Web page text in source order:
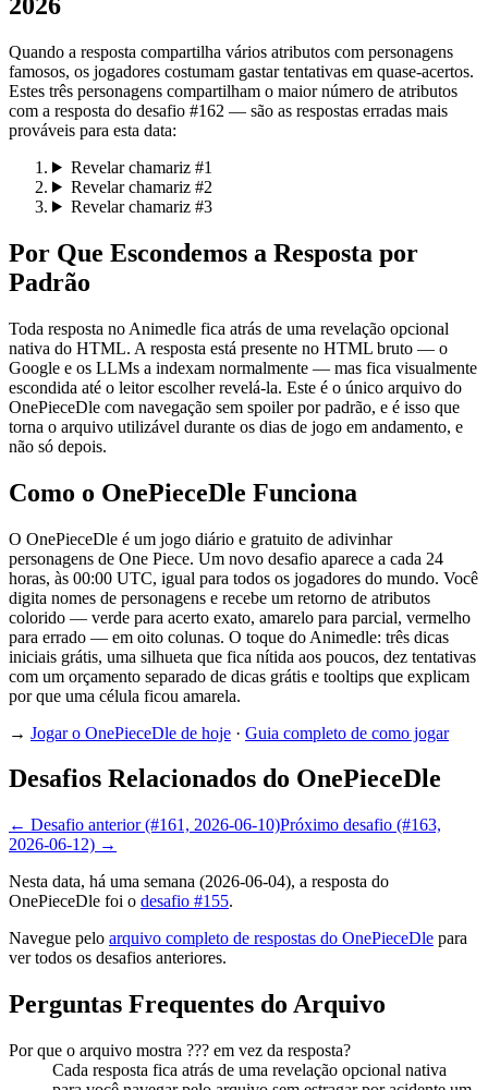
Quando a resposta compartilha vários atributos com personagens
famosos, os jogadores costumam gastar tentativas em quase-acertos.
Estes três personagens compartilham o maior número de atributos
com a resposta do desafio #162 — são as respostas erradas mais
prováveis para esta data:
Revelar chamariz #1
Revelar chamariz #2
Revelar chamariz #3
Por Que Escondemos a Resposta por
Padrão
Toda resposta no Animedle fica atrás de uma revelação opcional
nativa do HTML. A resposta está presente no HTML bruto — o
Google e os LLMs a indexam normalmente — mas fica visualmente
escondida até o leitor escolher revelá-la. Este é o único arquivo do
OnePieceDle com navegação sem spoiler por padrão, e é isso que
torna o arquivo utilizável durante os dias de jogo em andamento, e
não só depois.
Como o OnePieceDle Funciona
O OnePieceDle é um jogo diário e gratuito de adivinhar
personagens de One Piece. Um novo desafio aparece a cada 24
horas, às 00:00 UTC, igual para todos os jogadores do mundo. Você
digita nomes de personagens e recebe um retorno de atributos
colorido — verde para acerto exato, amarelo para parcial, vermelho
para errado — em oito colunas. O toque do Animedle: três dicas
iniciais grátis, uma silhueta que fica nítida aos poucos, dez tentativas
com um orçamento separado de dicas grátis e tooltips que explicam
por que uma célula ficou amarela.
→ Jogar o OnePieceDle de hoje · Guia completo de como jogar
Desafios Relacionados do OnePieceDle
← Desafio anterior (#161, 2026-06-10)Próximo desafio (#163,
2026-06-12) →
Nesta data, há uma semana (2026-06-04), a resposta do
OnePieceDle foi o desafio #155.
Navegue pelo arquivo completo de respostas do OnePieceDle para
ver todos os desafios anteriores.
Perguntas Frequentes do Arquivo
Por que o arquivo mostra ??? em vez da resposta?
Cada resposta fica atrás de uma revelação opcional nativa